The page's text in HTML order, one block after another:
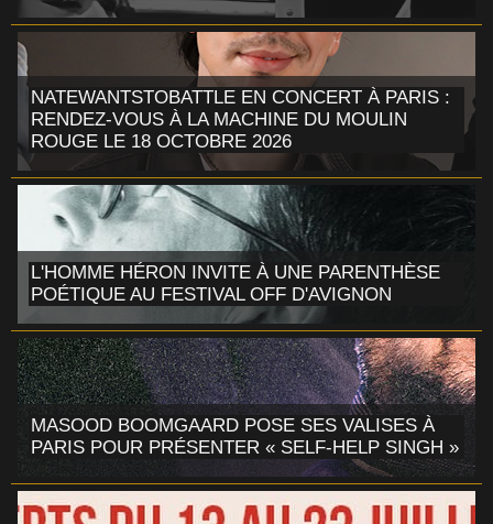
NATEWANTSTOBATTLE EN CONCERT À PARIS :
RENDEZ-VOUS À LA MACHINE DU MOULIN
ROUGE LE 18 OCTOBRE 2026
L'HOMME HÉRON INVITE À UNE PARENTHÈSE
POÉTIQUE AU FESTIVAL OFF D'AVIGNON
MASOOD BOOMGAARD POSE SES VALISES À
PARIS POUR PRÉSENTER « SELF-HELP SINGH »